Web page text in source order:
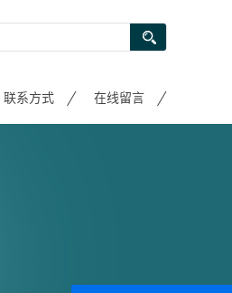
联系方式 在线留言